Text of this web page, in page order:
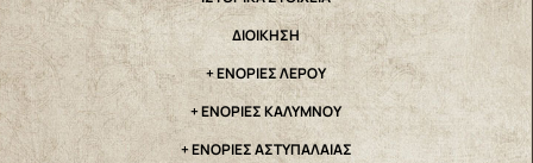
ΔΙΟΙΚΗΣΗ
+ ΕΝΟΡΙΕΣ ΛΕΡΟΥ
+ ΕΝΟΡΙΕΣ ΚΑΛΥΜΝΟΥ
+ ΕΝΟΡΙΕΣ ΑΣΤΥΠΑΛΑΙΑΣ